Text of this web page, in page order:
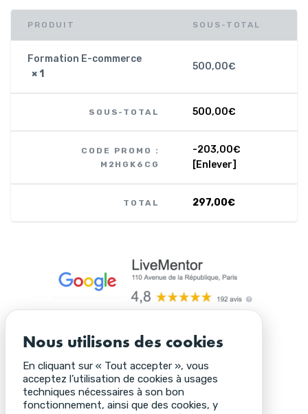
PRODUIT SOUS-TOTAL
Formation E-commerce
× 1
500,00€
SOUS-TOTAL 500,00€
CODE PROMO :
M2HGK6CG
-203,00€
[Enlever]
TOTAL 297,00€
Nous utilisons des cookies
En cliquant sur « Tout accepter », vous
acceptez l’utilisation de cookies à usages
techniques nécessaires à son bon
fonctionnement, ainsi que des cookies, y